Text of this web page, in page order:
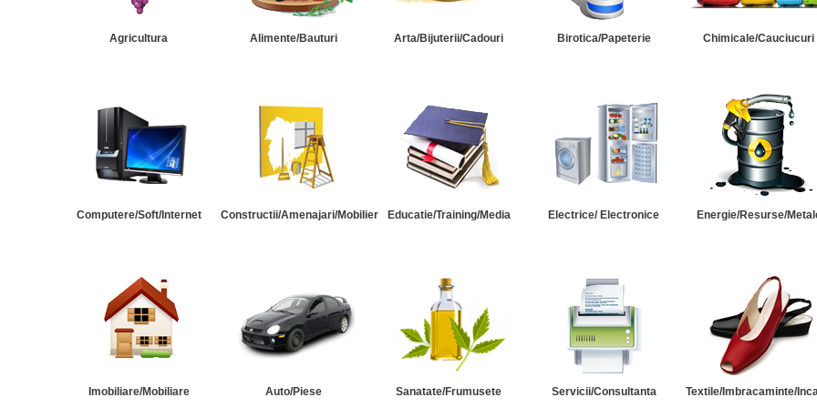
Agricultura Alimente/Bauturi Arta/Bijuterii/Cadouri Birotica/Papeterie Chimicale/Cauciucuri
Computere/Soft/Internet Constructii/Amenajari/Mobilier Educatie/Training/Media Electrice/ Electronice Energie/Resurse/
Imobiliare/Mobiliare Auto/Piese Sanatate/Frumusete Servicii/Consultanta Textile/Imbracaminte/